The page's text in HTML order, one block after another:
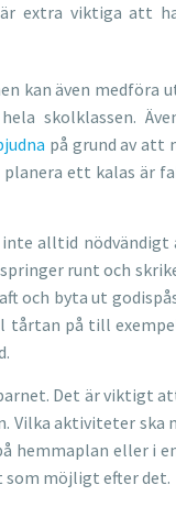
extra viktiga att
kan även
skolklassen.
på grund av att
planera ett kalas är
alltid nödvändigt
runt och
och byta ut
tårtan på till
Det är viktigt
Vilka aktiviteter
hemmaplan eller i
som möjligt efter det.